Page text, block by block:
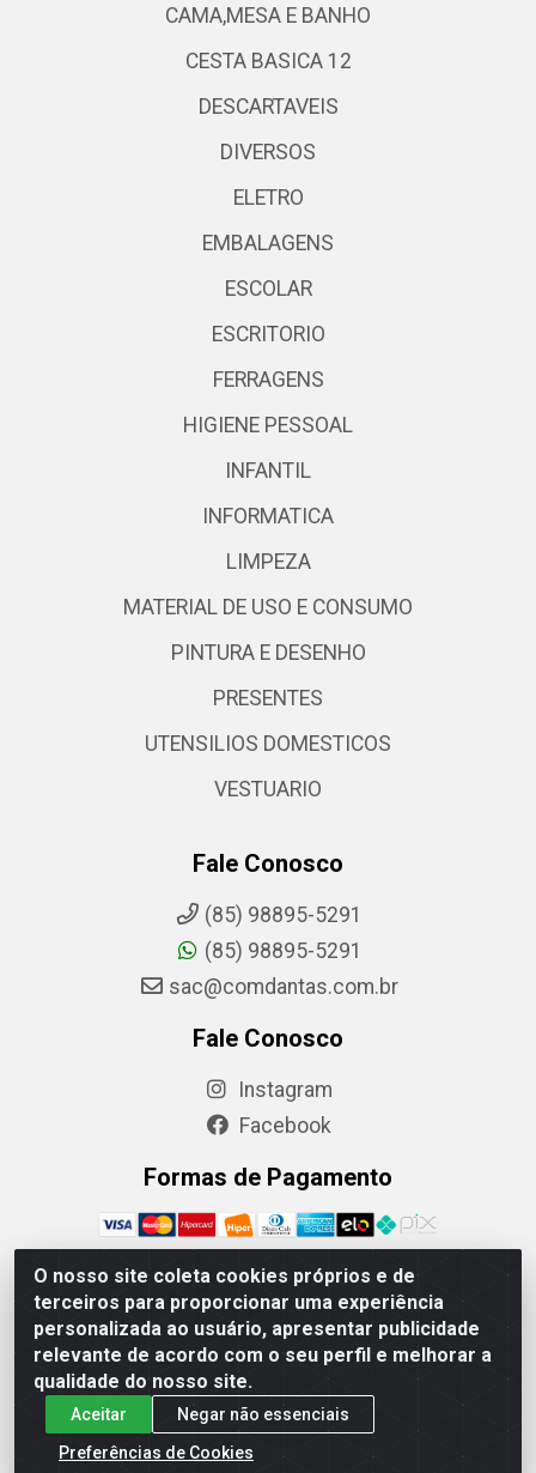
O nosso site coleta cookies próprios e de
terceiros para proporcionar uma experiência
personalizada ao usuário, apresentar publicidade
relevante de acordo com o seu perfil e melhorar a
qualidade do nosso site.
Aceitar
Negar não essenciais
Preferências de Cookies
CAMA,MESA E BANHO
CESTA BASICA 12
DESCARTAVEIS
DIVERSOS
ELETRO
EMBALAGENS
ESCOLAR
ESCRITORIO
FERRAGENS
HIGIENE PESSOAL
INFANTIL
INFORMATICA
LIMPEZA
MATERIAL DE USO E CONSUMO
PINTURA E DESENHO
PRESENTES
UTENSILIOS DOMESTICOS
VESTUARIO
Fale Conosco
(85) 98895-5291
(85) 98895-5291
sac@comdantas.com.br
Fale Conosco
Instagram
Facebook
Formas de Pagamento
Rafael & Dantas LTDA - Rua Floriano Peixoto, 137-
Centro, CEP: 60025-130 | CNPJ: 02.884.314/0001-20